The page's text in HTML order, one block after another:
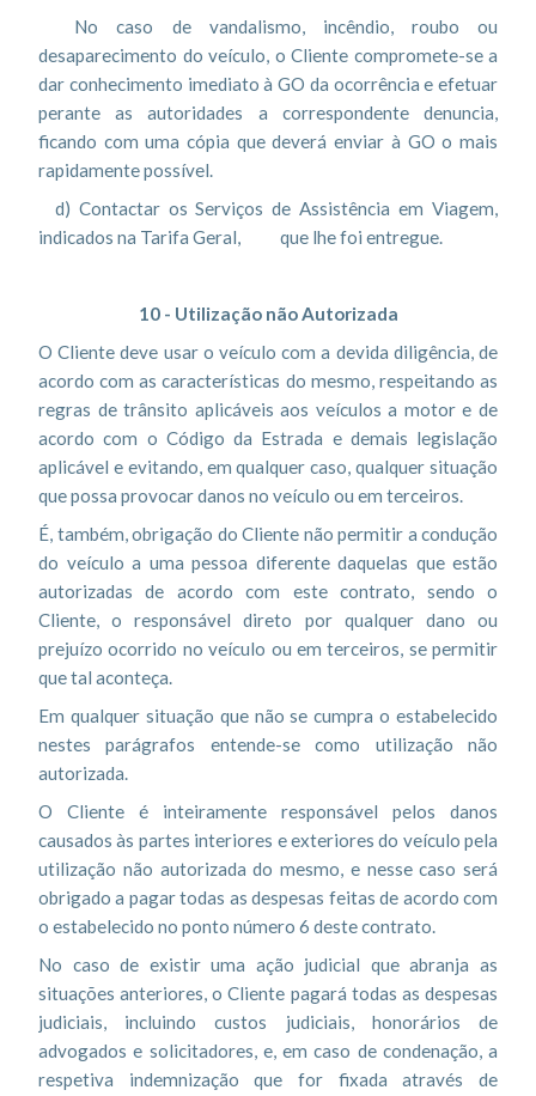
No caso de vandalismo, incêndio, roubo ou
desaparecimento do veículo, o Cliente compromete-se a
dar conhecimento imediato à GO da ocorrência e efetuar
perante as autoridades a correspondente denuncia,
ficando com uma cópia que deverá enviar à GO o mais
rapidamente possível.
d) Contactar os Serviços de Assistência em Viagem,
indicados na Tarifa Geral, que lhe foi entregue.
10 - Utilização não Autorizada
O Cliente deve usar o veículo com a devida diligência, de
acordo com as características do mesmo, respeitando as
regras de trânsito aplicáveis aos veículos a motor e de
acordo com o Código da Estrada e demais legislação
aplicável e evitando, em qualquer caso, qualquer situação
que possa provocar danos no veículo ou em terceiros.
É, também, obrigação do Cliente não permitir a condução
do veículo a uma pessoa diferente daquelas que estão
autorizadas de acordo com este contrato, sendo o
Cliente, o responsável direto por qualquer dano ou
prejuízo ocorrido no veículo ou em terceiros, se permitir
que tal aconteça.
Em qualquer situação que não se cumpra o estabelecido
nestes parágrafos entende-se como utilização não
autorizada.
O Cliente é inteiramente responsável pelos danos
causados às partes interiores e exteriores do veículo pela
utilização não autorizada do mesmo, e nesse caso será
obrigado a pagar todas as despesas feitas de acordo com
o estabelecido no ponto número 6 deste contrato.
No caso de existir uma ação judicial que abranja as
situações anteriores, o Cliente pagará todas as despesas
judiciais, incluindo custos judiciais, honorários de
advogados e solicitadores, e, em caso de condenação, a
respetiva indemnização que for fixada através de